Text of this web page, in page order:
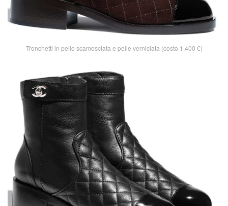
Tronchetti in pelle scamosciata e pelle verniciata (costo 1.400 €)